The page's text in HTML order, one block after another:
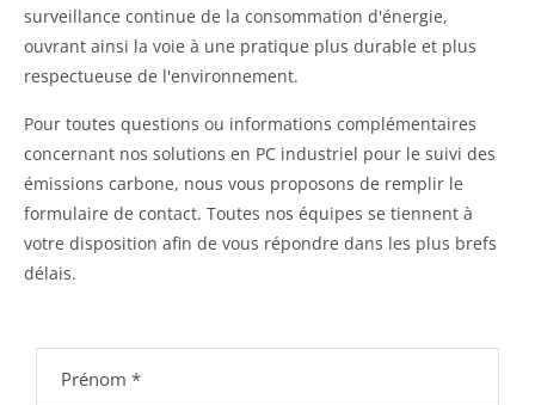
surveillance continue de la consommation d'énergie,
ouvrant ainsi la voie à une pratique plus durable et plus
respectueuse de l'environnement.
Pour toutes questions ou informations complémentaires
concernant nos solutions en PC industriel pour le suivi des
émissions carbone, nous vous proposons de remplir le
formulaire de contact. Toutes nos équipes se tiennent à
votre disposition afin de vous répondre dans les plus brefs
délais.